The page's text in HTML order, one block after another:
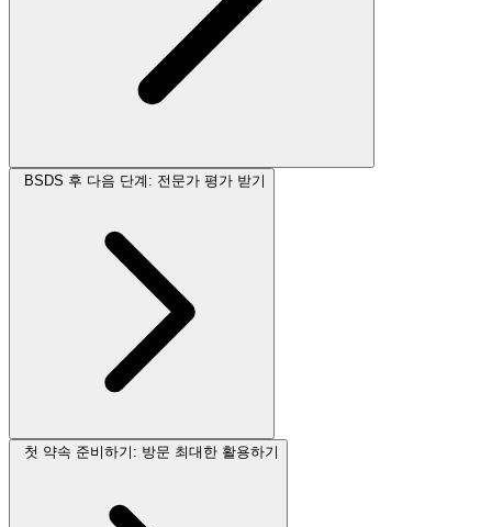
BSDS 후 다음 단계: 전문가 평가 받기
첫 약속 준비하기: 방문 최대한 활용하기